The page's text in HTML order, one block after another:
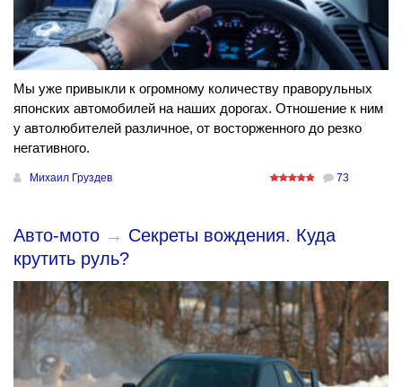
Мы уже привыкли к огромному количеству праворульных
японских автомобилей на наших дорогах. Отношение к ним
у автолюбителей различное, от восторженного до резко
негативного.
Михаил Груздев 73
Авто-мото → Секреты вождения. Куда
крутить руль?